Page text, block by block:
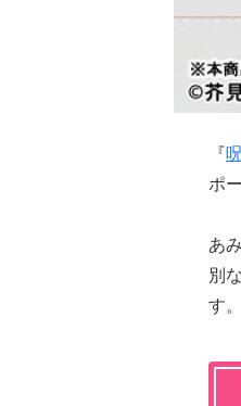
『
ポ
あ
別
す。